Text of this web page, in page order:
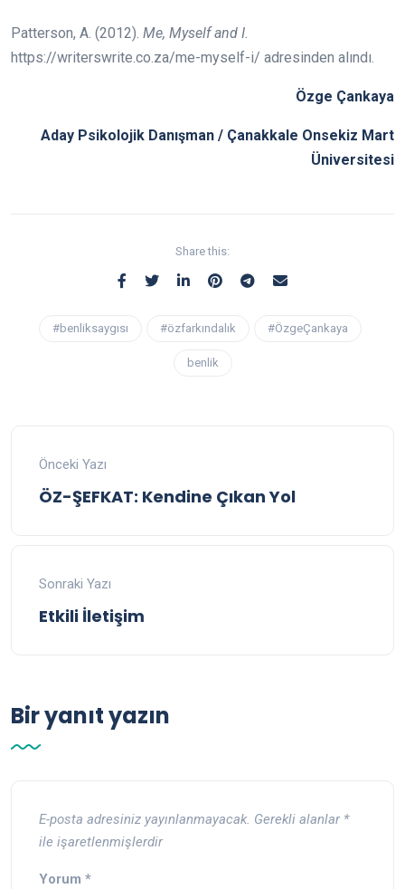
Patterson, A. (2012). Me, Myself and I.
https://writerswrite.co.za/me-myself-i/ adresinden alındı.
Özge Çankaya
Aday Psikolojik Danışman / Çanakkale Onsekiz Mart
Üniversitesi
Share this:
#benliksaygısı #özfarkındalık #ÖzgeÇankaya
benlik
Önceki Yazı
ÖZ-ŞEFKAT: Kendine Çıkan Yol
Sonraki Yazı
Etkili İletişim
Bir yanıt yazın
E-posta adresiniz yayınlanmayacak. Gerekli alanlar *
ile işaretlenmişlerdir
Yorum *